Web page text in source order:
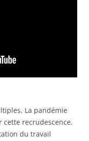
La pandémie
recrudescence.
du travail